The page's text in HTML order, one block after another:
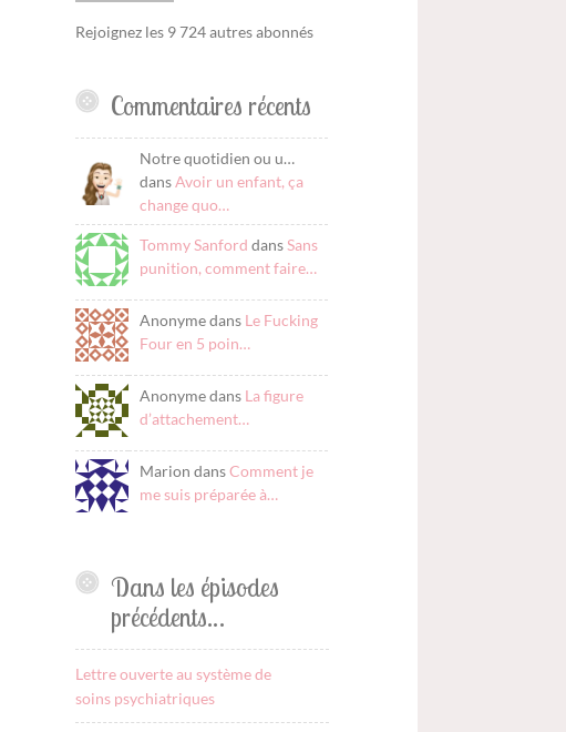
Rejoignez les 9 724 autres abonnés
Commentaires récents
Notre quotidien ou u…
dansAvoir un enfant, ça
change quo…
Tommy Sanford dansSans
punition, comment faire…
Anonyme dans Le Fucking
Four en 5 poin…
Anonyme dans La figure
d’attachement…
Marion dansComment je
me suis préparée à…
Dans les épisodes
précédents…
Lettre ouverte au système de
soins psychiatriques